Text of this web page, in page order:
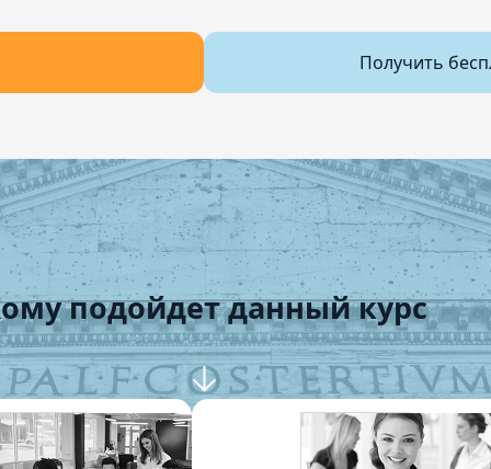
Получить
подойдет данный курс